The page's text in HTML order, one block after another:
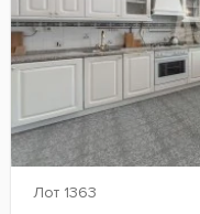
Лот 1363